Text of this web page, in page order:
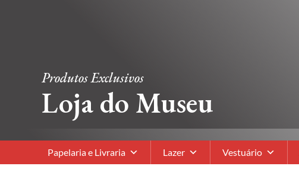
Produtos Exclusivos
Loja do Museu
Papelaria e Livraria Lazer Vestuário